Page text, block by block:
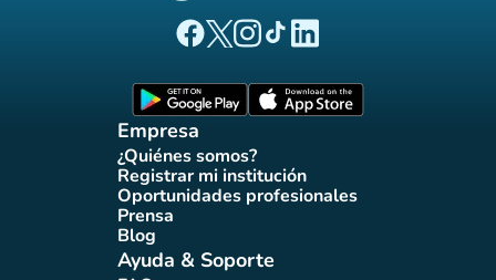
(nueva pestaña)
(nueva pestaña)
(nueva pestaña)
(nueva pestaña)
(nueva pestaña)
Empresa
¿Quiénes somos?
(nueva pestaña)
Registrar mi institución
(nueva pestaña)
Oportunidades profesionales
(nueva pestaña)
Prensa(nueva pestaña)
Blog(nueva pestaña)
Ayuda & Soporte